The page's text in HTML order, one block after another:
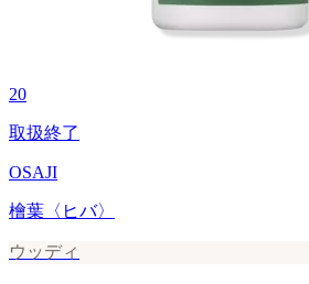
20
取扱終了
OSAJI
檜葉〈ヒバ〉
ウッディ